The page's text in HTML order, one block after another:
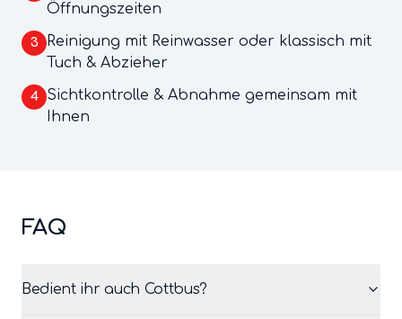
Öffnungszeiten
3
Reinigung mit Reinwasser oder klassisch mit
Tuch & Abzieher
4
Sichtkontrolle & Abnahme gemeinsam mit
Ihnen
FAQ
Bedient ihr auch Cottbus?